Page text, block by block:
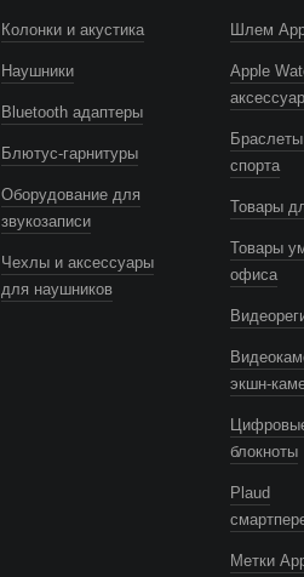
Колонки и акустика
Наушники
Bluetooth адаптеры
Блютус-гарнитуры
Оборудование для
звукозаписи
Чехлы и аксессуары
для наушников
Шлем
Apple
спорта
Товары
Товары
офиса
экшн-
блокноты
Plaud
Метки